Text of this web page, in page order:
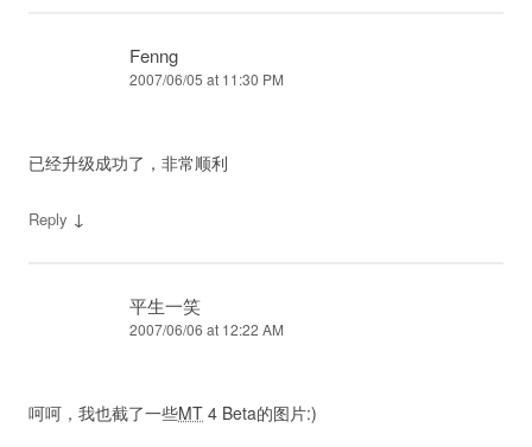
Fenng
2007/06/05 at 11:30 PM
已经升级成功了，非常顺利
Reply ↓
平生一笑
2007/06/06 at 12:22 AM
呵呵，我也截了一些MT 4 Beta的图片:)